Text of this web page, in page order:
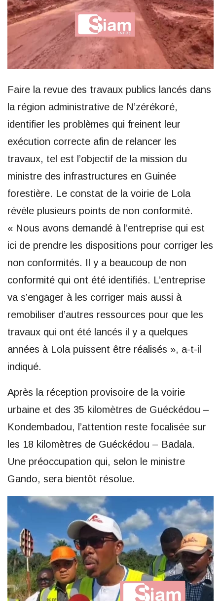
Faire la revue des travaux publics lancés dans
la région administrative de N’zérékoré,
identifier les problèmes qui freinent leur
exécution correcte afin de relancer les
travaux, tel est l’objectif de la mission du
ministre des infrastructures en Guinée
forestière. Le constat de la voirie de Lola
révèle plusieurs points de non conformité.
« Nous avons demandé à l’entreprise qui est
ici de prendre les dispositions pour corriger les
non conformités. Il y a beaucoup de non
conformité qui ont été identifiés. L’entreprise
va s’engager à les corriger mais aussi à
remobiliser d’autres ressources pour que les
travaux qui ont été lancés il y a quelques
années à Lola puissent être réalisés », a-t-il
indiqué.
Après la réception provisoire de la voirie
urbaine et des 35 kilomètres de Guéckédou –
Kondembadou, l’attention reste focalisée sur
les 18 kilomètres de Guéckédou – Badala.
Une préoccupation qui, selon le ministre
Gando, sera bientôt résolue.